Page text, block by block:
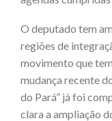
O deputado tem
regiões de
movimento que
mudança recente
do Pará” já foi
clara a ampliação